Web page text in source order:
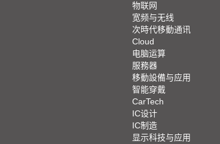
物联网
宽频与无线
次時代移動通讯
Cloud
电脑运算
服務器
移動設備与应用
智能穿戴
CarTech
IC设计
IC制造
显示科技与应用